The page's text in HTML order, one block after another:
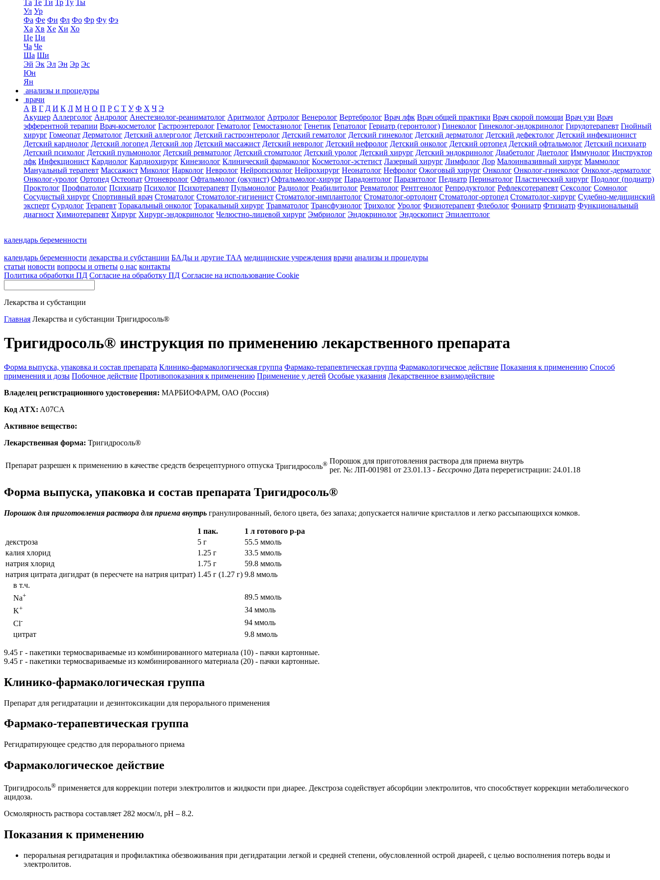
Та Те Ти Тр Ту Ты
Ул Ур
Фа Фе Фи Фл Фо Фр Фу Фэ
Ха Хв Хе Хи Хо
Це Ци
Ча Че
Ша Ши
Эй Эк Эл Эн Эр Эс
Юн
Ян
анализы и процедуры
врачи
А В Г Д И К Л М Н О П Р С Т У Ф Х Ч Э
Акушер Аллерголог Андролог Анестезиолог-реаниматолог Аритмолог Артролог Венеролог Вертебролог Врач лфк Врач общей практики Врач скорой помощи Врач узи Врач
эфферентной терапии Врач-косметолог Гастроэнтеролог Гематолог Гемостазиолог Генетик Гепатолог Гериатр (геронтолог) Гинеколог Гинеколог-эндокринолог Гирудотерапевт Гнойный
хирург Гомеопат Дерматолог Детский аллерголог Детский гастроэнтеролог Детский гематолог Детский гинеколог Детский дерматолог Детский дефектолог Детский инфекционист
Детский кардиолог Детский логопед Детский лор Детский массажист Детский невролог Детский нефролог Детский онколог Детский ортопед Детский офтальмолог Детский психиатр
Детский психолог Детский пульмонолог Детский ревматолог Детский стоматолог Детский уролог Детский хирург Детский эндокринолог Диабетолог Диетолог Иммунолог Инструктор
лфк Инфекционист Кардиолог Кардиохирург Кинезиолог Клинический фармаколог Косметолог-эстетист Лазерный хирург Лимфолог Лор Малоинвазивный хирург Маммолог
Мануальный терапевт Массажист Миколог Нарколог Невролог Нейропсихолог Нейрохирург Неонатолог Нефролог Ожоговый хирург Онколог Онколог-гинеколог Онколог-дерматолог
Онколог-уролог Ортопед Остеопат Отоневролог Офтальмолог (окулист) Офтальмолог-хирург Парадонтолог Паразитолог Педиатр Перинатолог Пластический хирург Подолог (подиатр)
Проктолог Профпатолог Психиатр Психолог Психотерапевт Пульмонолог Радиолог Реабилитолог Ревматолог Рентгенолог Репродуктолог Рефлексотерапевт Сексолог Сомнолог
Сосудистый хирург Спортивный врач Стоматолог Стоматолог-гигиенист Стоматолог-имплантолог Стоматолог-ортодонт Стоматолог-ортопед Стоматолог-хирург Судебно-медицинский
эксперт Сурдолог Терапевт Торакальный онколог Торакальный хирург Травматолог Трансфузиолог Трихолог Уролог Физиотерапевт Флеболог Фониатр Фтизиатр Функциональный
диагност Химиотерапевт Хирург Хирург-эндокринолог Челюстно-лицевой хирург Эмбриолог Эндокринолог Эндоскопист Эпилептолог
календарь беременности
календарь беременности лекарства и субстанции БАДы и другие ТАА медицинские учреждения врачи анализы и процедуры
статьи новости вопросы и ответы о нас контакты
Политика обработки ПД Согласие на обработку ПД Согласие на использование Cookie
Лекарства и субстанции
Главная Лекарства и субстанции Тригидросоль®
Тригидросоль® инструкция по применению лекарственного препарата
Форма выпуска, упаковка и состав препарата Клинико-фармакологическая группа Фармако-терапевтическая группа Фармакологическое действие Показания к применению Способ
применения и дозы Побочное действие Противопоказания к применению Применение у детей Особые указания Лекарственное взаимодействие
Владелец регистрационного удостоверения: МАРБИОФАРМ, ОАО (Россия)
Код ATX: A07CA
Активное вещество:
Лекарственная форма: Тригидросоль®
Препарат разрешен к применению в качестве средств безрецептурного отпуска Тригидросоль® Порошок для приготовления раствора для приема внутрь
рег. №: ЛП-001981 от 23.01.13 - Бессрочно Дата перерегистрации: 24.01.18
Форма выпуска, упаковка и состав препарата Тригидросоль®
Порошок для приготовления раствора для приема внутрь гранулированный, белого цвета, без запаха; допускается наличие кристаллов и легко рассыпающихся комков.
1 пак.
1 л готового р-ра
декстроза
5 г
55.5 ммоль
калия хлорид
1.25 г
33.5 ммоль
натрия хлорид
1.75 г
59.8 ммоль
натрия цитрата дигидрат (в пересчете на натрия цитрат) 1.45 г (1.27 г) 9.8 ммоль
в т.ч.
Na+
89.5 ммоль
K+
34 ммоль
Cl-
94 ммоль
цитрат
9.8 ммоль
9.45 г - пакетики термосвариваемые из комбинированного материала (10) - пачки картонные.
9.45 г - пакетики термосвариваемые из комбинированного материала (20) - пачки картонные.
Клинико-фармакологическая группа
Препарат для регидратации и дезинтоксикации для перорального применения
Фармако-терапевтическая группа
Регидратирующее средство для перорального приема
Фармакологическое действие
Тригидросоль® применяется для коррекции потери электролитов и жидкости при диарее. Декстроза содействует абсорбции электролитов, что способствует коррекции метаболического
ацидоза.
Осмолярность раствора составляет 282 мосм/л, рН – 8.2.
Показания к применению
пероральная регидратация и профилактика обезвоживания при дегидратации легкой и средней степени, обусловленной острой диареей, с целью восполнения потерь воды и
электролитов.